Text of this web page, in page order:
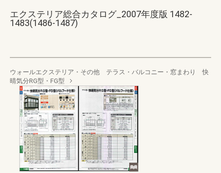
エクステリア総合カタログ_2007年度版 1482-
1483(1486-1487)
ウォールエクステリア・その他 テラス・バルコニー・窓まわり 快
晴気分RG型・FG型